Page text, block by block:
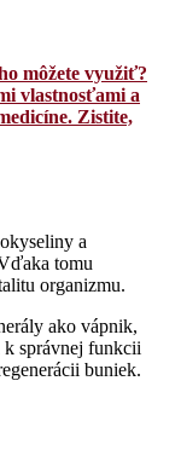
môžete využiť?
vlastnosťami a
Zistite,
a
tomu
organizmu.
ako vápnik,
správnej funkcii
buniek.